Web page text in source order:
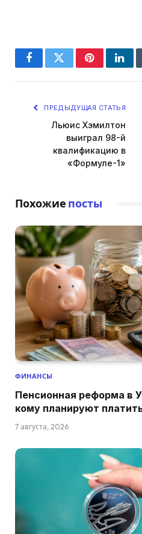
FacebookTwitterPinterest
ПРЕДЫДУЩАЯ СТАТЬЯ
Льюис Хэмилтон
выиграл 98-й
квалификацию в
«Формуле-1»
Похожие посты
ФИНАНСЫ
Пенсионная реформа в
кому планируют
7 августа, 2026